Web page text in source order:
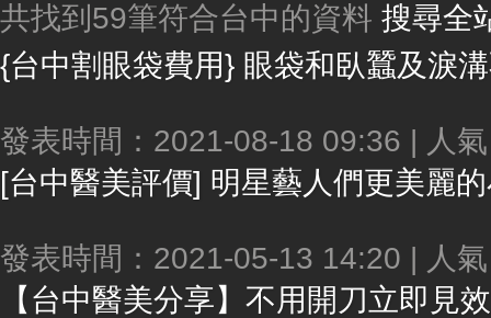
共找到59筆符合台中的資料 搜尋全
{台中割眼袋費用} 眼袋和臥蠶及淚溝不同！整形醫師幫你手術眼
發表時間：2021-08-18 09:36 | 人
[台中醫美評價] 明星藝人們更美麗的小竅
發表時間：2021-05-13 14:20 | 人
【 台中醫美分享】不用開刀立即見效！傷口極小立馬上工！